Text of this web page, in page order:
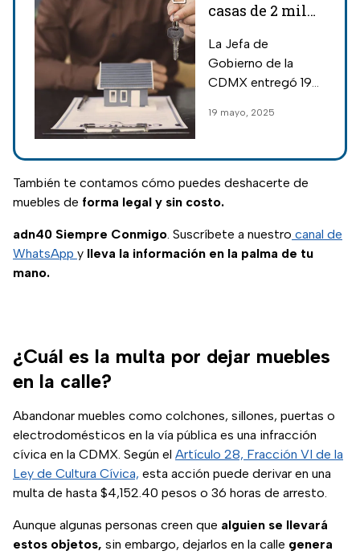
casas de 2 mil
Vivienda en
Conjunto en
La Jefa de
Gobierno de la
CDMX entregó 196
bajo costo para
que pagarán
mensualidades de
hasta 2 mil pesos
19 mayo, 2025
También te contamos cómo puedes deshacerte de
muebles de forma legal y sin costo.
adn40 Siempre Conmigo. Suscríbete a nuestro canal de
WhatsApp y lleva la información en la palma de tu
mano.
¿Cuál es la multa por dejar muebles
en la calle?
Abandonar muebles como colchones, sillones, puertas o
electrodomésticos en la vía pública es una infracción
cívica en la CDMX. Según el Artículo 28, Fracción VI de la
Ley de Cultura Cívica, (se abre en nueva pestaña)
esta acción puede derivar en una
multa de hasta $4,152.40 pesos o 36 horas de arresto.
Aunque algunas personas creen que alguien se llevará
estos objetos, sin embargo, dejarlos en la calle genera